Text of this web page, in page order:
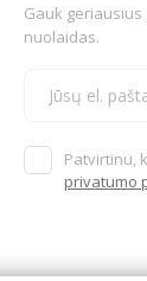
Gauk
nuolaidas.
Patvirtinu,
privatumo